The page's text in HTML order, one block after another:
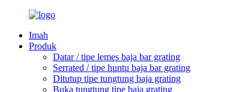
Imah
Produk
Datar / tipe lemes baja bar grating
Serrated / tipe huntu baja bar grating
Ditutup tipe tungtung baja grating
Buka tungtung tipe baja grating